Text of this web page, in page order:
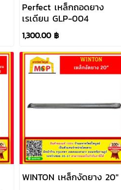
Perfect เหล็กถอดยาง
เรเดียน GLP-004
1,300.00 ฿
WINTON เหล็กงัดยาง 20"